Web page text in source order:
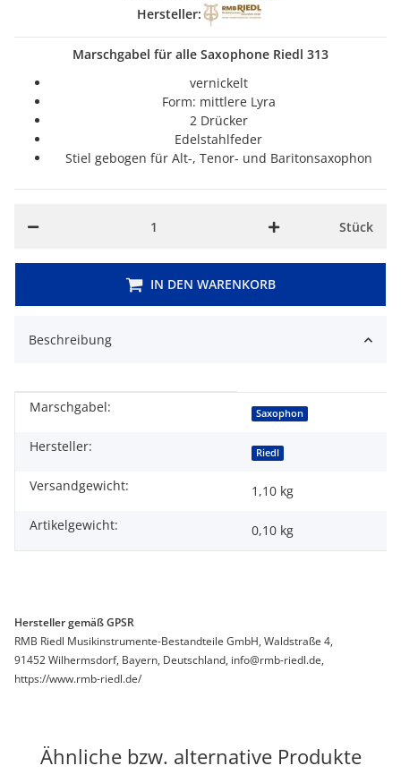
Hersteller:
Marschgabel für alle Saxophone Riedl 313
vernickelt
Form: mittlere Lyra
2 Drücker
Edelstahlfeder
Stiel gebogen für Alt-, Tenor- und Baritonsaxophon
Stück
IN DEN WARENKORB
Beschreibung
Produkteigenschaft
Wert
Marschgabel: Saxophon
Hersteller: Riedl
Versandgewicht:
1,10 kg
Artikelgewicht:
0,10 kg
Hersteller gemäß GPSR
RMB Riedl Musikinstrumente-Bestandteile GmbH, Waldstraße 4,
91452 Wilhermsdorf, Bayern, Deutschland, info@rmb-riedl.de,
https://www.rmb-riedl.de/
Ähnliche bzw. alternative Produkte